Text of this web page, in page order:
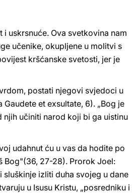
uskrsnuće. Ova svetkovina nam
učenike, okupljene u molitvi s
kršćanske svetosti, jer je
postati njegovi svjedoci u
et exsultate, 6). „Bog je
učiniti narod koji bi ga uistinu
udahnut ću u vas da hodite po
Bog"(36, 27-28). Prorok Joel:
izliti duha svojeg u dane
u Isusu Kristu, „posredniku i